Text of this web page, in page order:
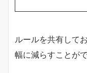
ルールを共有して
幅に減らすことが